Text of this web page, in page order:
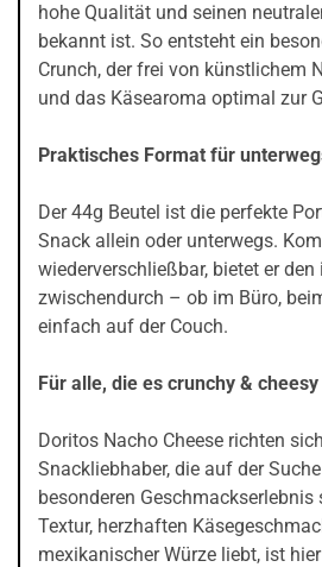
hohe Qualität und seinen
bekannt ist. So entsteht ein
Crunch, der frei von künstlichem
und das Käsearoma optimal zur
Praktisches Format für
Der 44g Beutel ist die perfekte
Snack allein oder unterwegs.
wiederverschließbar, bietet er
zwischendurch – ob im Büro,
einfach auf der Couch.
Für alle, die es crunchy &
Doritos Nacho Cheese richten
Snackliebhaber, die auf der
besonderen Geschmackserlebnis
Textur, herzhaften
mexikanischer Würze liebt, ist